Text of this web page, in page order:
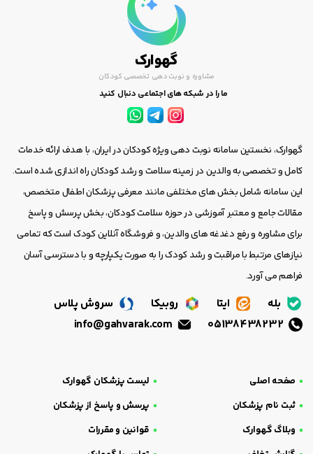
گهوارک
مشاوره و نوبت دهی تخصصی کودکان
ما را در شبکه های اجتماعی دنبال کنید
گهوارک، نخستین سامانه نوبت دهی ویژه کودکان در ایران، با هدف ارائه خدمات
کامل و تخصصی به والدین در زمینه سلامت و رشد کودکان راه اندازی شده است.
این سامانه شامل بخش های مختلفی مانند معرفی پزشکان اطفال متخصص،
مقالات جامع و معتبر آموزشی در حوزه سلامت کودکان، بخش پرسش و پاسخ
برای مشاوره و رفع دغدغه های والدین، و فروشگاه آنلاین کودک است که تمامی
نیازهای مرتبط با مراقبت و رشد کودک را به صورت یکپارچه و با دسترسی آسان
فراهم می آورد.
بله ایتا روبیکا
سروش پلاس
صفحه اصلی
لیست پزشکان گهوارک
ثبت نام پزشکان
پرسش و پاسخ از پزشکان
وبلاگ گهوارک
قوانین و مقررات